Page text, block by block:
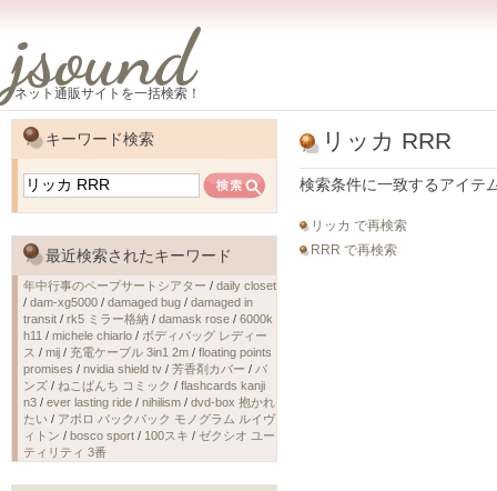
jsound
ネット通販サイトを一括検索！
リッカ RRR
検索条件に一致するアイテ
リッカ で再検索
RRR で再検索
キーワード検索
最近検索されたキーワード
年中行事のペープサートシアター / daily closet
/ dam-xg5000 / damaged bug / damaged in
transit / rk5 ミラー格納 / damask rose / 6000k
h11 / michele chiarlo / ボディバッグ レディー
ス / mij / 充電ケーブル 3in1 2m / floating points
promises / nvidia shield tv / 芳香剤カバー / バ
ンズ / ねこぱんち コミック / flashcards kanji
n3 / ever lasting ride / nihilism / dvd-box 抱かれ
たい / アポロ バックパック モノグラム ルイヴ
ィトン / bosco sport / 100スキ / ゼクシオ ユー
ティリティ 3番